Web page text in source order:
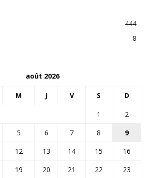
444
8
août 2026
M J V S D
1
2
5 6 7 8
9
12 13 14 15
16
19 20 21 22
23